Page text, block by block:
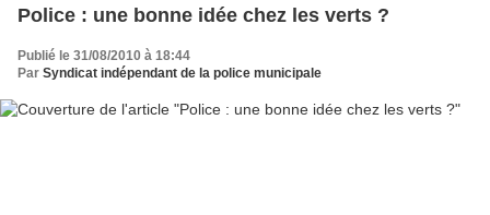
Police : une bonne idée chez les verts ?
Publié le 31/08/2010 à 18:44
Par Syndicat indépendant de la police municipale